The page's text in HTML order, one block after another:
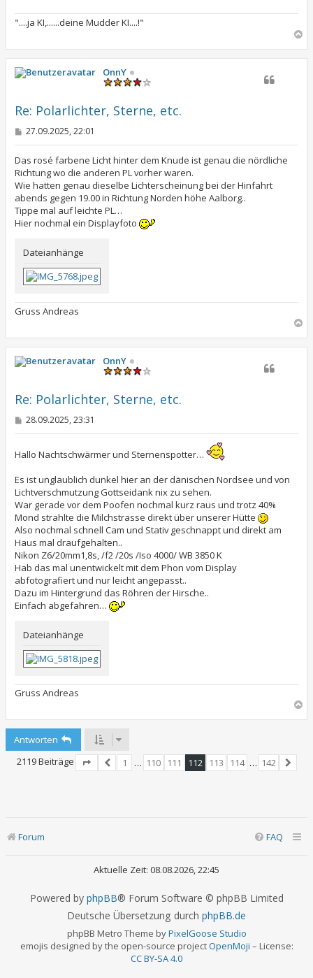
"....ja KI,......deine Mudder KI....!"
c
OnnY
Re: Polarlichter, Sterne, etc.
B
t
r
a
g
27.09.2025, 22:01
Das rosé farbene Licht hinter dem Knude ist genau die nördliche
Richtung wo die anderen PL vorher waren.
Wie hatten genau dieselbe Lichterscheinung bei der Hinfahrt
abends gegen 19.00 in Richtung Norden höhe Aalborg..
Tippe mal auf leichte PL…
Hier nochmal ein Displayfoto
Dateianhänge
Gruss Andreas
c
OnnY
Re: Polarlichter, Sterne, etc.
B
r
g
28.09.2025, 23:31
Hallo Nachtschwärmer und Sternenspotter…
Es ist unglaublich dunkel hier an der dänischen Nordsee und von
Lichtverschmutzung Gottseidank nix zu sehen.
War gerade vor dem Poofen nochmal kurz raus und trotz 40%
Mond strahlte die Milchstrasse direkt über unserer Hütte
Also nochmal schnell Cam und Stativ geschnappt und direkt am
Haus mal draufgehalten..
Nikon Z6/20mm1,8s, /f2 /20s /Iso 4000/ WB 3850 K
Hab das mal unentwickelt mit dem Phon vom Display
abfotografiert und nur leicht angepasst..
Dazu im Hintergrund das Röhren der Hirsche..
Einfach abgefahren…
Dateianhänge
Gruss Andreas
a
Antworten
2119 Beiträge
1 … 110 111 112 113 114 … 142
Forum FAQ
Aktuelle Zeit: 08.08.2026, 22:45
Powered by phpBB® Forum Software © phpBB Limited
Deutsche Übersetzung durch phpBB.de
phpBB Metro Theme byPixelGoose Studio
emojis designed by the open-source projectOpenMoji – License:
CC BY-SA 4.0